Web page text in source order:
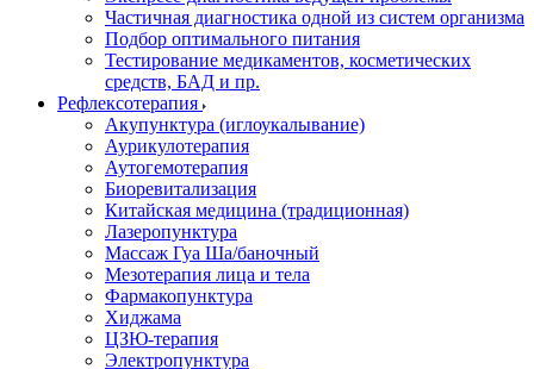
Частичная диагностика одной из систем организма
Подбор оптимального питания
Тестирование медикаментов, косметических
средств, БАД и пр.
Рефлексотерапия
Акупунктура (иглоукалывание)
Аурикулотерапия
Аутогемотерапия
Биоревитализация
Китайская медицина (традиционная)
Лазеропунктура
Массаж Гуа Ша/баночный
Мезотерапия лица и тела
Фармакопунктура
Хиджама
ЦЗЮ-терапия
Электропунктура